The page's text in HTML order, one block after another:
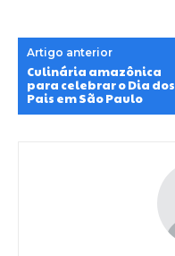
Artigo anterior
Culinária amazônica
para celebrar o Dia dos
Pais em São Paulo